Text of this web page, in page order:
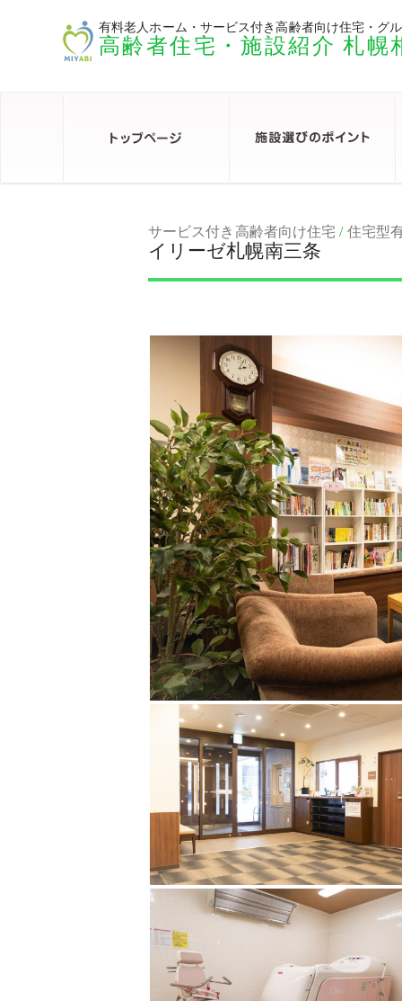
有料老人ホーム・サービス付き高齢者向け住宅・グ
高齢者住宅・施設紹介 札幌
サービス付き高齢者向け住宅 / 住宅型
イリーゼ札幌南三条